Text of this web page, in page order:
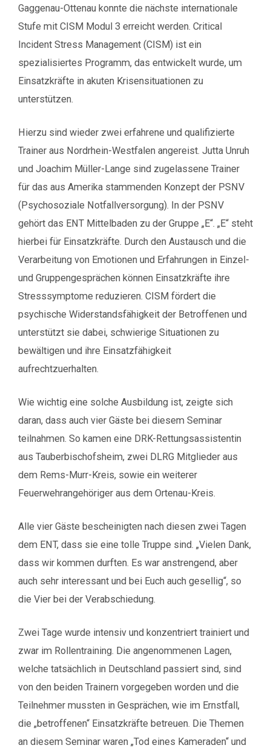
Gaggenau-Ottenau konnte die nächste internationale
Stufe mit CISM Modul 3 erreicht werden. Critical
Incident Stress Management (CISM) ist ein
spezialisiertes Programm, das entwickelt wurde, um
Einsatzkräfte in akuten Krisensituationen zu
unterstützen.
Hierzu sind wieder zwei erfahrene und qualifizierte
Trainer aus Nordrhein-Westfalen angereist. Jutta Unruh
und Joachim Müller-Lange sind zugelassene Trainer
für das aus Amerika stammenden Konzept der PSNV
(Psychosoziale Notfallversorgung). In der PSNV
gehört das ENT Mittelbaden zu der Gruppe „E“. „E“ steht
hierbei für Einsatzkräfte. Durch den Austausch und die
Verarbeitung von Emotionen und Erfahrungen in Einzel-
und Gruppengesprächen können Einsatzkräfte ihre
Stresssymptome reduzieren. CISM fördert die
psychische Widerstandsfähigkeit der Betroffenen und
unterstützt sie dabei, schwierige Situationen zu
bewältigen und ihre Einsatzfähigkeit
aufrechtzuerhalten.
Wie wichtig eine solche Ausbildung ist, zeigte sich
daran, dass auch vier Gäste bei diesem Seminar
teilnahmen. So kamen eine DRK-Rettungsassistentin
aus Tauberbischofsheim, zwei DLRG Mitglieder aus
dem Rems-Murr-Kreis, sowie ein weiterer
Feuerwehrangehöriger aus dem Ortenau-Kreis.
Alle vier Gäste bescheinigten nach diesen zwei Tagen
dem ENT, dass sie eine tolle Truppe sind. „Vielen Dank,
dass wir kommen durften. Es war anstrengend, aber
auch sehr interessant und bei Euch auch gesellig“, so
die Vier bei der Verabschiedung.
Zwei Tage wurde intensiv und konzentriert trainiert und
zwar im Rollentraining. Die angenommenen Lagen,
welche tatsächlich in Deutschland passiert sind, sind
von den beiden Trainern vorgegeben worden und die
Teilnehmer mussten in Gesprächen, wie im Ernstfall,
die „betroffenen“ Einsatzkräfte betreuen. Die Themen
an diesem Seminar waren „Tod eines Kameraden“ und